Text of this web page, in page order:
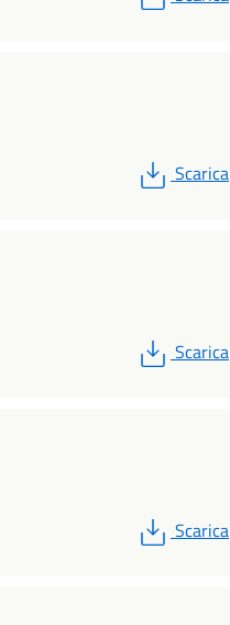
PDF
Scarica
PDF
Scarica
PDF
Scarica